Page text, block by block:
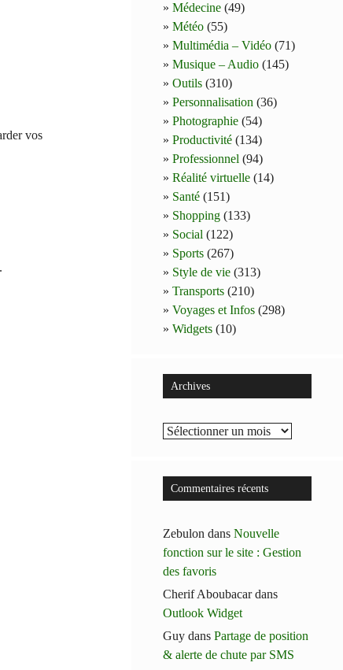
vos
Médecine (49)
Météo (55)
Multimédia – Vidéo (71)
Musique – Audio (145)
Outils (310)
Personnalisation (36)
Photographie (54)
Productivité (134)
Professionnel (94)
Réalité virtuelle (14)
Santé (151)
Shopping (133)
Social (122)
Sports (267)
Style de vie (313)
Transports (210)
Voyages et Infos (298)
Widgets (10)
Archives
Archives
Commentaires récents
Zebulon dansNouvelle
fonction sur le site : Gestion
des favoris
Cherif Aboubacardans
Outlook Widget
Guy dansPartage de position
& alerte de chute par SMS